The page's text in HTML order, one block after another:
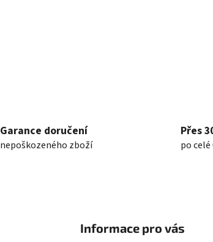
Garance doručení
nepoškozeného zboží
Přes
po celé
Informace pro vás